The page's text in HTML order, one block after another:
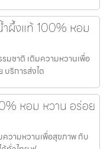
ผึ้งแท้ 100% หอม
มชาติ เติมความหวานเพื่อ
บริการส่งได
หอม หวาน อร่อย
วามหวานเพื่อสุขภาพ กับ